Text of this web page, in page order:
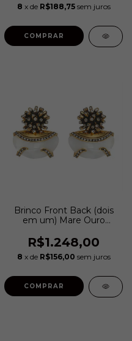
8 x de R$188,75 sem juros
COMPRAR
Brinco Front Back (dois
em um) Mare Ouro
Albertazzi
R$1.248,00
8 x de R$156,00 sem juros
COMPRAR